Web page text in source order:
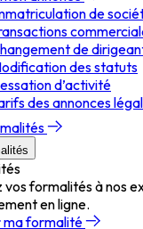
de
de
des statuts
d’activité
des annonces
vos formalités à nos
en ligne.
ma formalité